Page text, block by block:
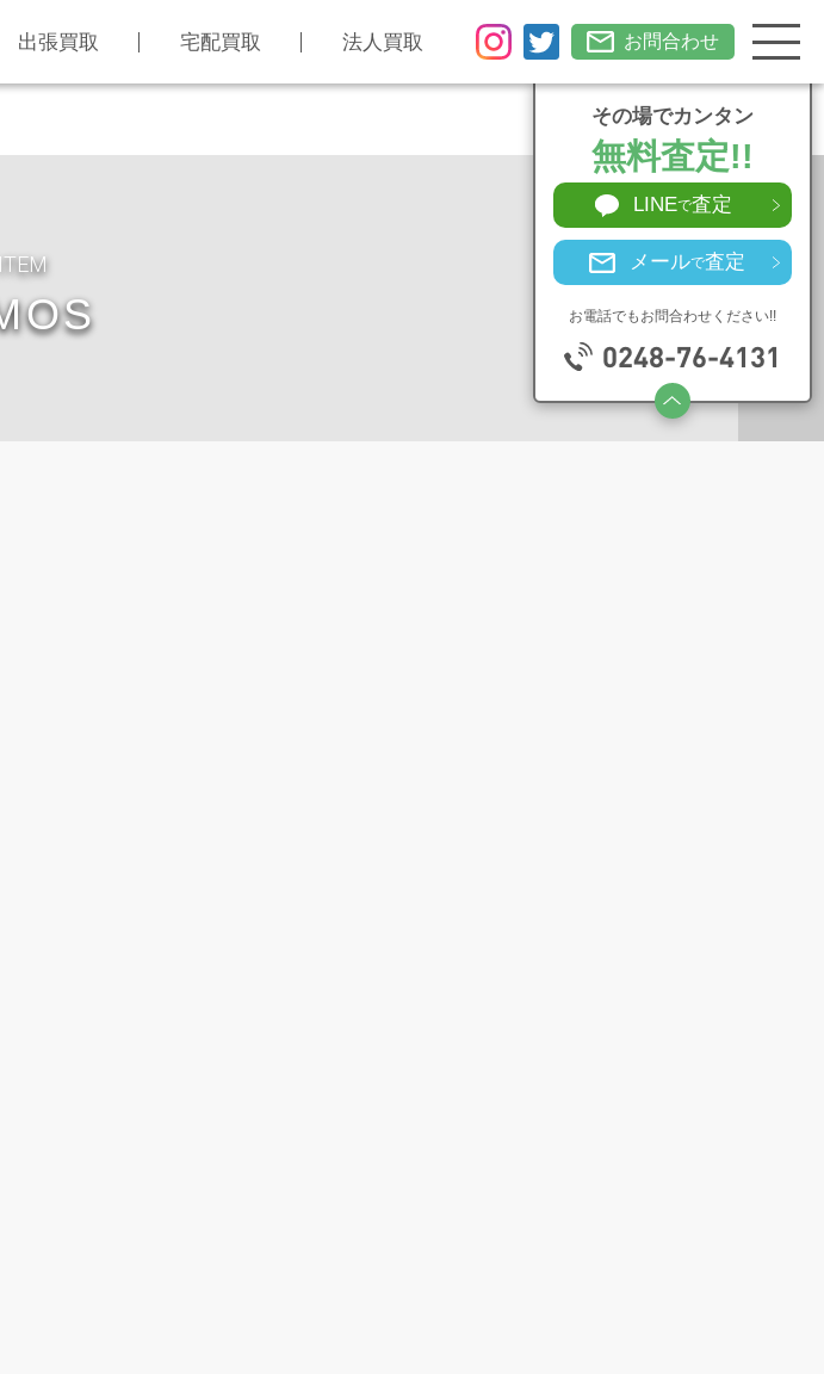
出張買取 宅配買取 法人買取 お問合わせ
その場でカンタン
無料査定!!
LINEで査定
メールで査定
お電話でもお問合わせください!!
0248-76-4131
ITEM